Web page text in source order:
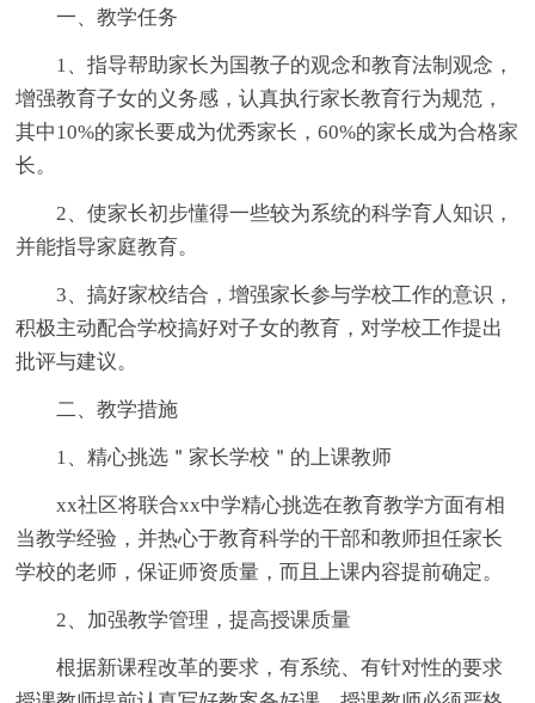
一、教学任务
1、指导帮助家长为国教子的观念和教育法制观念，
增强教育子女的义务感，认真执行家长教育行为规范，
其中10%的家长要成为优秀家长，60%的家长成为合格家
长。
2、使家长初步懂得一些较为系统的科学育人知识，
并能指导家庭教育。
3、搞好家校结合，增强家长参与学校工作的意识，
积极主动配合学校搞好对子女的教育，对学校工作提出
批评与建议。
二、教学措施
1、精心挑选＂家长学校＂的上课教师
xx社区将联合xx中学精心挑选在教育教学方面有相
当教学经验，并热心于教育科学的干部和教师担任家长
学校的老师，保证师资质量，而且上课内容提前确定。
2、加强教学管理，提高授课质量
根据新课程改革的要求，有系统、有针对性的要求